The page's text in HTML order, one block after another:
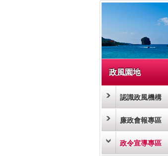
政風園地
認識政風機構
廉政會報專區
政令宣導專區